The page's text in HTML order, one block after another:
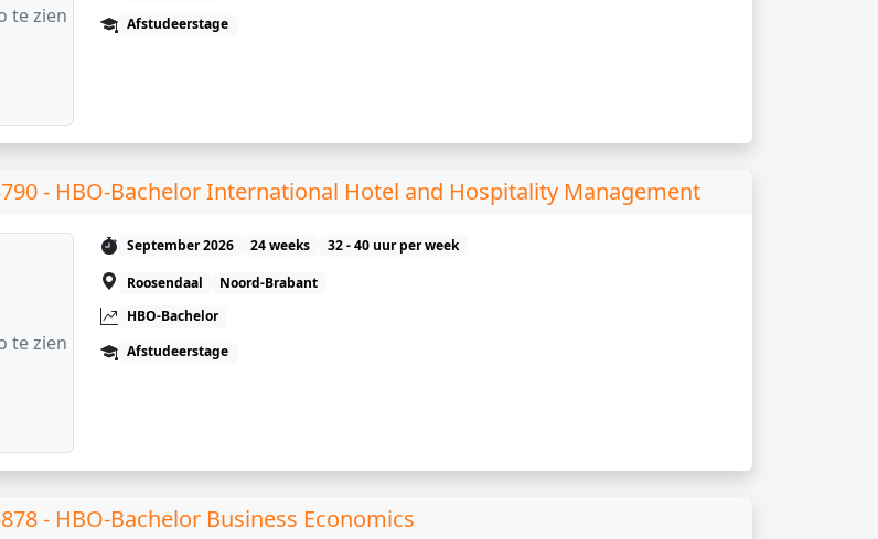
te zien
Afstudeerstage
- HBO-Bachelor International Hotel and Hospitality Management
te zien
September 2026 24 weeks
32 - 40 uur per week
Roosendaal
Noord-Brabant
HBO-Bachelor
Afstudeerstage
- HBO-Bachelor Business Economics